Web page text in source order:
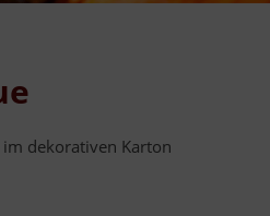
im dekorativen Karton